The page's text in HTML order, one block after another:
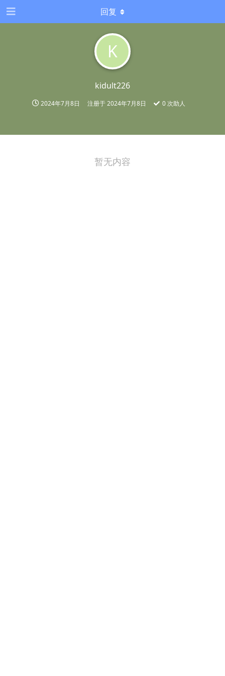
K
kidult226
2024年7月8日 注册于2024年7月8日 0 次助人
回复
暂无内容